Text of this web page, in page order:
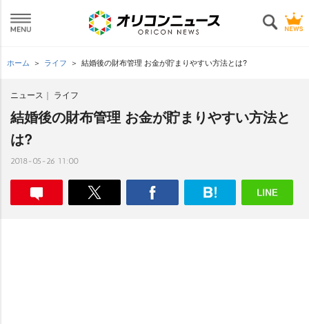
ホーム ライフ 結婚後の財布管理 お金が貯まりやすい方法とは?
ニュース ライフ
結婚後の財布管理 お金が貯まりやすい方法と
は?
2018-05-26 11:00